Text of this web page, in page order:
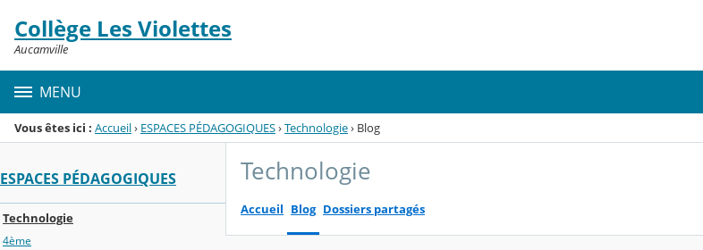
Menu de la rubrique
Contenu
Collège Les Violettes
Aucamville
MENU
Vous êtes ici : Accueil› ESPACES PÉDAGOGIQUES›Technologie› Blog
ESPACES PÉDAGOGIQUES
Technologie
4ème
Technologie
Accueil Blog Dossiers partagés